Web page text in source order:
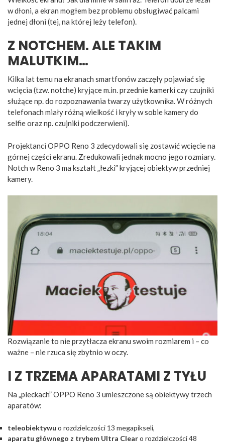
w dłoni, a ekran mogłem bez problemu obsługiwać palcami
jednej dłoni (tej, na której leży telefon).
Z NOTCHEM. ALE TAKIM
MALUTKIM…
Kilka lat temu na ekranach smartfonów zaczęły pojawiać się
wcięcia (tzw. notche) kryjące m.in. przednie kamerki czy czujniki
służące np. do rozpoznawania twarzy użytkownika. W różnych
telefonach miały różną wielkość i kryły w sobie kamery do
selfie oraz np. czujniki podczerwieni).
Projektanci OPPO Reno 3 zdecydowali się zostawić wcięcie na
górnej części ekranu. Zredukowali jednak mocno jego rozmiary.
Notch w Reno 3 ma kształt „łezki” kryjącej obiektyw przedniej
kamery.
Rozwiązanie to nie przytłacza ekranu swoim rozmiarem i – co
ważne – nie rzuca się zbytnio w oczy.
I Z TRZEMA APARATAMI Z TYŁU
Na „pleckach” OPPO Reno 3 umieszczone są obiektywy trzech
aparatów:
teleobiektywu o rozdzielczości 13 megapikseli,
aparatu głównego z trybem Ultra Clearo rozdzielczości 48